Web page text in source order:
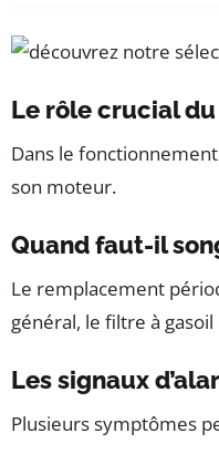
Le rôle crucial
Dans le
son moteur.
Quand faut-il
Le remplacement
général, le filtre à
Les signaux
Plusieurs symptômes